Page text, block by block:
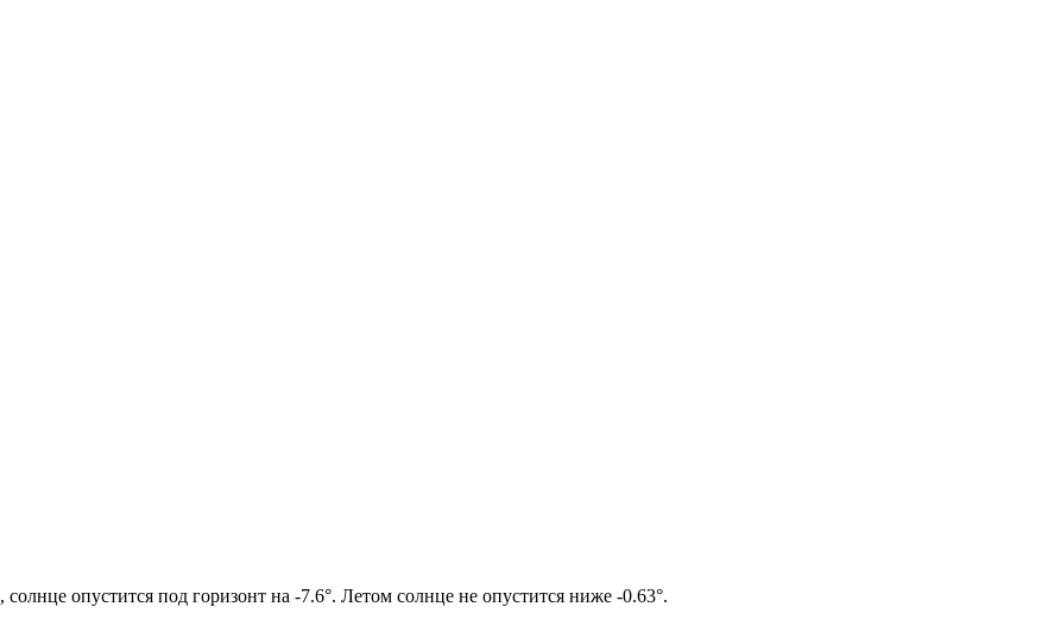
Новый день по солнечному календарю. Сегодня, إن شاء الله, солнце опустится под горизонт на -7.6°. Летом солнце не опустится ниже -0.63°.